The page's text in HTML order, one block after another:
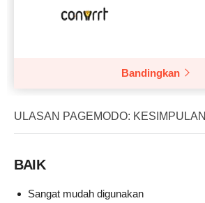
Bandingkan
ULASAN PAGEMODO: KESIMPULAN
BAIK
Sangat mudah digunakan